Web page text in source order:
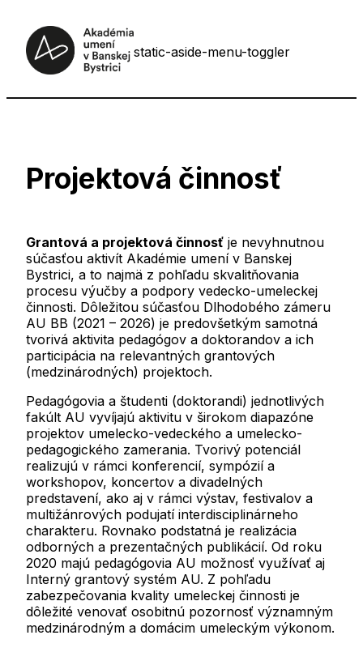
static-aside-menu-toggler
Projektová činnosť
Grantová a projektová činnosť je nevyhnutnou
súčasťou aktivít Akadémie umení v Banskej
Bystrici, a to najmä z pohľadu skvalitňovania
procesu výučby a podpory vedecko-umeleckej
činnosti. Dôležitou súčasťou Dlhodobého zámeru
AU BB (2021 – 2026) je predovšetkým samotná
tvorivá aktivita pedagógov a doktorandov a ich
participácia na relevantných grantových
(medzinárodných) projektoch.
Pedagógovia a študenti (doktorandi) jednotlivých
fakúlt AU vyvíjajú aktivitu v širokom diapazóne
projektov umelecko-vedeckého a umelecko-
pedagogického zamerania. Tvorivý potenciál
realizujú v rámci konferencií, sympózií a
workshopov, koncertov a divadelných
predstavení, ako aj v rámci výstav, festivalov a
multižánrových podujatí interdisciplinárneho
charakteru. Rovnako podstatná je realizácia
odborných a prezentačných publikácií. Od roku
2020 majú pedagógovia AU možnosť využívať aj
Interný grantový systém AU. Z pohľadu
zabezpečovania kvality umeleckej činnosti je
dôležité venovať osobitnú pozornosť významným
medzinárodným a domácim umeleckým výkonom.